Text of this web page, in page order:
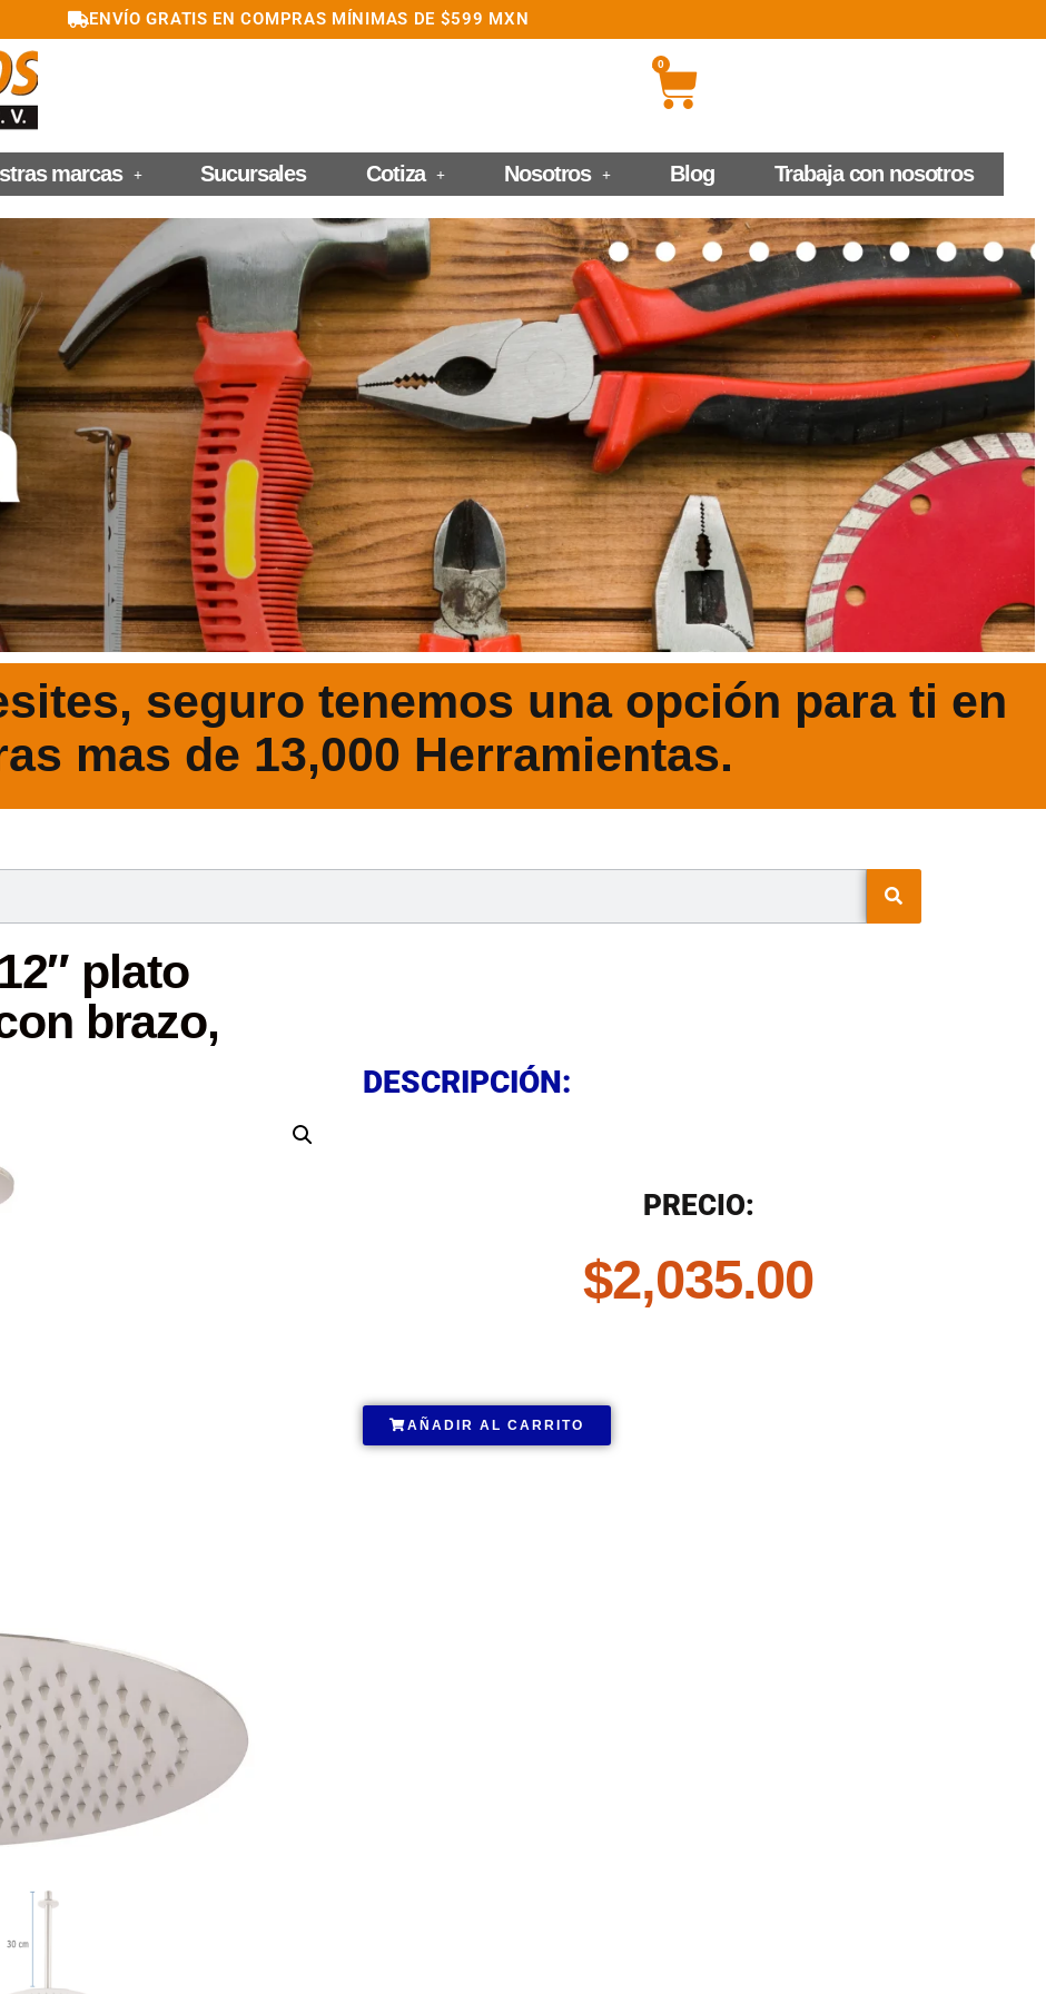
ENVÍO GRATIS EN COMPRAS MÍNIMAS DE $599 MXN
0
marcas Sucursales Cotiza Nosotros Blog Trabaja con nosotros
seguro tenemos una opción para ti en
mas de 13,000 Herramientas.
plato
brazo,
DESCRIPCIÓN:
PRECIO:
$2,035.00
AÑADIR AL CARRITO